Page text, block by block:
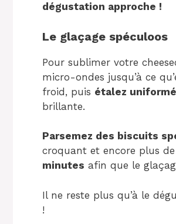
dégustation approche !
Le glaçage spéculoos
Pour sublimer votre
micro-ondes jusqu’à ce
froid, puis étalez
brillante.
Parsemez des biscuits
croquant et encore plus
minutes afin que le
Il ne reste plus qu’à le
!